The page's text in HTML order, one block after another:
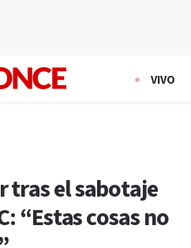
VIVO
tras el sabotaje
“Estas cosas no